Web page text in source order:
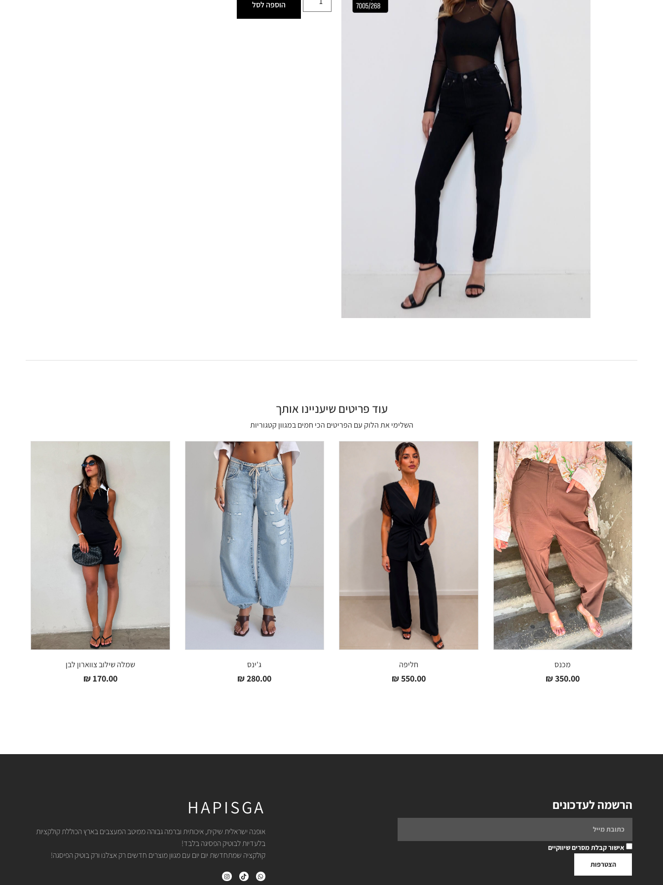
הוספה לסל
עוד פריטים שיעניינו אותך
השלימי את הלוק עם הפריטים הכי חמים במגוון קטגוריות
מכנס
350.00
₪
חליפה
550.00
₪
ג'ינס
280.00
₪
שמלה שילוב צווארון לבן
170.00
₪
הרשמה לעדכונים
אישור קבלת מסרים שיווקיים
הצטרפות
HAPISGA
אופנה ישראלית שיקית, איכותית וברמה גבוהה ממיטב המעצבים בארץ הכוללת קולקציות
בלעדיות לבוטיק הפסיגה בלבד!
קולקציה שמתחדשת יום יום עם מגוון מוצרים חדשים רק אצלנו ורק בוטיק הפיסגה!